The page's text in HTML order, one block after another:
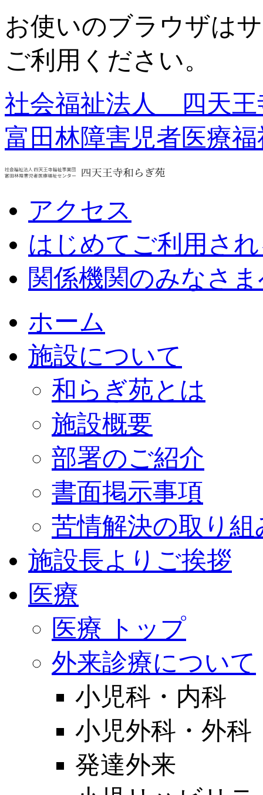
お使いのブラウザは
ご利用ください。
社会福祉法人 四天王
富田林障害児者医療
アクセス
はじめてご利用さ
関係機関のみなさ
ホーム
施設について
和らぎ苑とは
施設概要
部署のご紹介
書面掲示事項
苦情解決の取り組
施設長よりご挨拶
医療
医療 トップ
外来診療について
小児科・内科
小児外科・外科
発達外来